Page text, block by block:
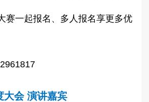
赛一起报名、多人报名享更多优
大会 演讲嘉宾